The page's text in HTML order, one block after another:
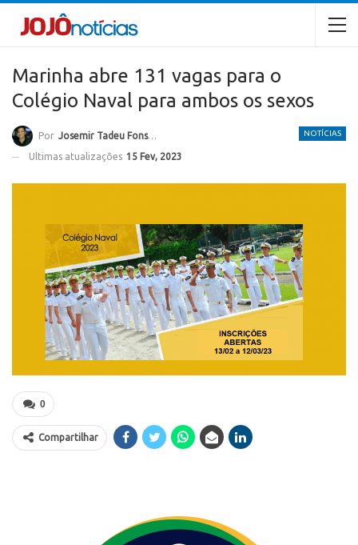
Marinha abre 131 vagas para o
Colégio Naval para ambos os sexos
NOTÍCIAS
Por Josemir Tadeu Fonseca
Ultimas atualizações 15 Fev, 2023
0
Compartilhar